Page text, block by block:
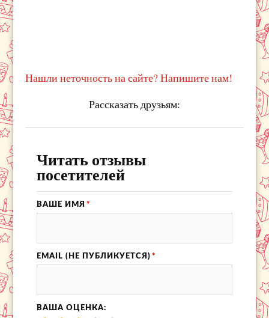
Нашли неточность на сайте? Напишите нам!
Рассказать друзьям:
Читать отзывы
посетителей
ВАШЕ ИМЯ *
EMAIL (НЕ ПУБЛИКУЕТСЯ) *
ВАША ОЦЕНКА: